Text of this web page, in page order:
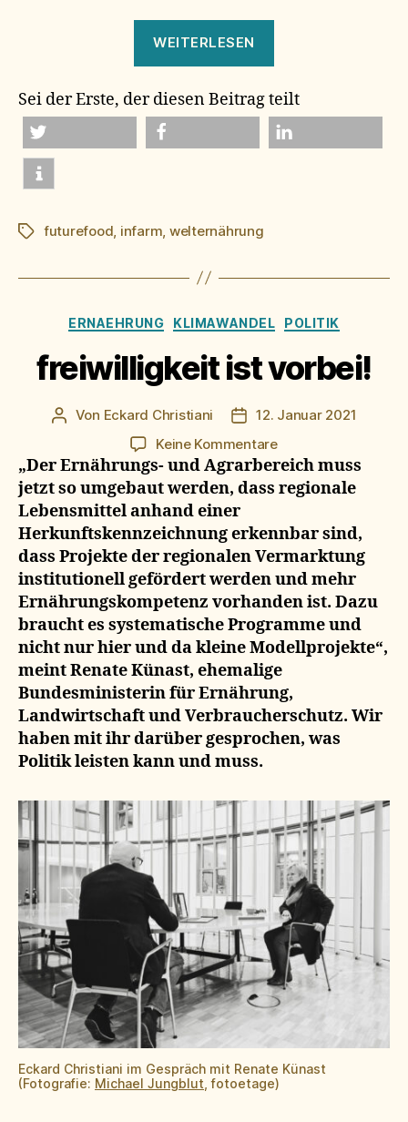
WEITERLESEN
Sei der Erste, der diesen Beitrag teilt
twittern
Schlagwörter
futurefood infarm welternährung
Kategorien
ERNAEHRUNG KLIMAWANDEL POLITIK
freiwilligkeit ist vorbei!
Beitragsautor
Von Eckard Christiani Beitragsdatum
12. Januar 2021
Keine Kommentarezu
freiwilligkeit
ist
vorbei!
„Der Ernährungs- und Agrarbereich muss
jetzt so umgebaut werden, dass regionale
Lebensmittel anhand einer
Herkunftskennzeichnung erkennbar sind,
dass Projekte der regionalen Vermarktung
institutionell gefördert werden und mehr
Ernährungskompetenz vorhanden ist. Dazu
braucht es systematische Programme und
nicht nur hier und da kleine Modellprojekte“,
meint Renate Künast, ehemalige
Bundesministerin für Ernährung,
Landwirtschaft und Verbraucherschutz. Wir
haben mit ihr darüber gesprochen, was
Politik leisten kann und muss.
Eckard Christiani im Gespräch mit Renate Künast
(Fotografie: Michael Jungblut , fotoetage)